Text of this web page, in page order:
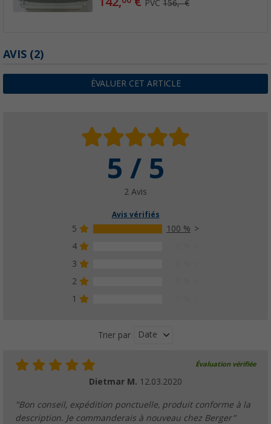
PVC156,- €
AVIS (2)
ÉVALUER CET ARTICLE
5 / 5
2 Avis
Avis vérifiés
5
100 %
4
3
2
1
Trier par Date
Évaluation vérifiée
Dietmar M. 12.03.2020
"Bon conseil, expédition ponctuelle, produit conforme à la
description. Je commanderais à nouveau chez Berger"